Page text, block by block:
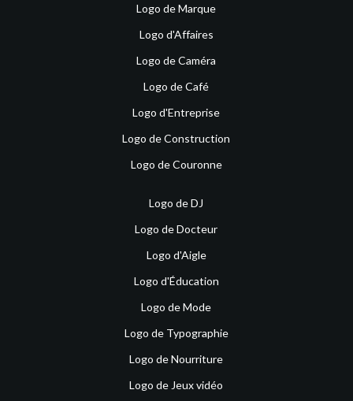
Logo de Marque
Logo d'Affaires
Logo de Caméra
Logo de Café
Logo d'Entreprise
Logo de Construction
Logo de Couronne
Logo de DJ
Logo de Docteur
Logo d'Aigle
Logo d'Éducation
Logo de Mode
Logo de Typographie
Logo de Nourriture
Logo de Jeux vidéo